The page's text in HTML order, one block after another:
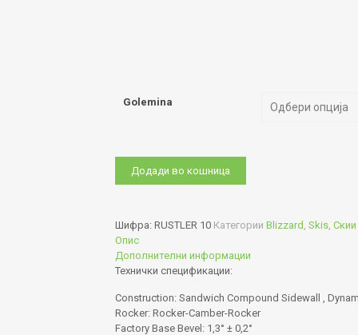
Golemina
Додади во кошница
Шифра: RUSTLER 10 Категории Blizzard , Skis, Скии
Опис
Дополнителни информации
Технички спецификации:
Construction: Sandwich Compound Sidewall ,
Rocker: Rocker-Camber-Rocker
Factory Base Bevel: 1,3° ± 0,2°